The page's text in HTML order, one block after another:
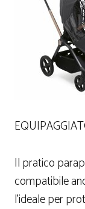
Il pratico
compatibile
l’ideale per